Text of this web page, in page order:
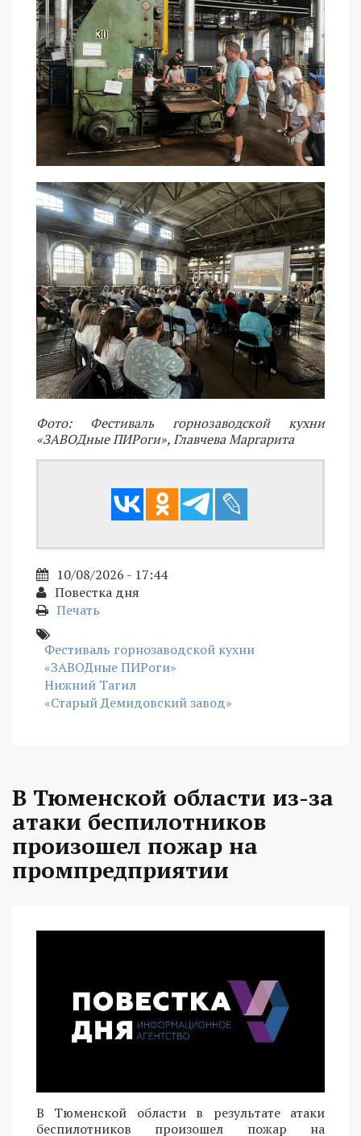
Фото: Фестиваль горнозаводской кухни
«ЗАВОДные ПИРоги», Главчева Маргарита
10/08/2026 - 17:44
Повестка дня
Печать
Фестиваль горнозаводской кухни
«ЗАВОДные ПИРоги»
Нижний Тагил
«Старый Демидовский завод»
В Тюменской области из-за
атаки беспилотников
произошел пожар на
промпредприятии
В Тюменской области в результате атаки
беспилотников произошел пожар на